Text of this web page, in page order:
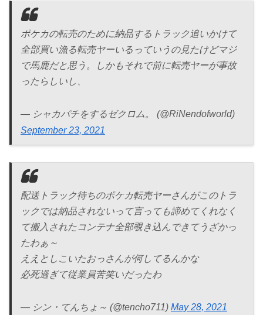
ポケカの転売のために納品するトラック追いかけて
全部買い漁る転売ヤーいるっていうの見たけどマジ
で馬鹿だと思う。しかもそれで前に転売ヤーが事故
ったらしいし、
— シャカパチをするゼクロム。 (@RiNendofworld)
September 23, 2021
配送トラック待ちのポケカ転売ヤーさんがこのトラ
ックでは納品されないって言っても諦めてくれなく
て搬入されたコンテナ全部覗き込んできてうざかっ
たわぁ～
ええとしこいたおっさんが何してるんかな
必死過ぎて従業員苦笑いだったわ
— シン・てんちょ～ (@tencho711) May 28, 2021